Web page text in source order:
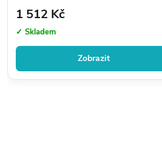
1 512 Kč
✓ Skladem
Zobrazit